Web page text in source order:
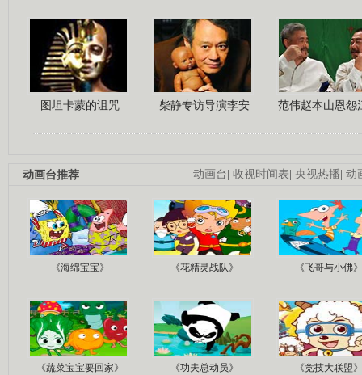
图坦卡蒙的诅咒 柴静专访导演李安 范伟赵本山恩怨
动画台| 收视时间表| 央视热播| 动
动画台推荐
《海绵宝宝》 《花精灵战队》 《飞哥与小佛》
《蔬菜宝宝要回家》 《功夫总动员》 《竞技大联盟》